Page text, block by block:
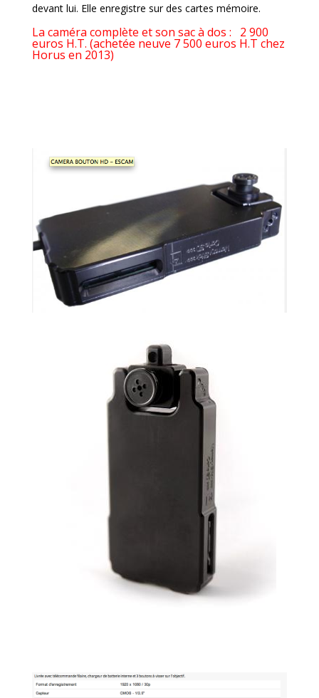
devant lui. Elle enregistre sur des cartes mémoire.
La caméra complète et son sac à dos : 2 900
euros H.T. (achetée neuve 7 500 euros H.T chez
Horus en 2013)